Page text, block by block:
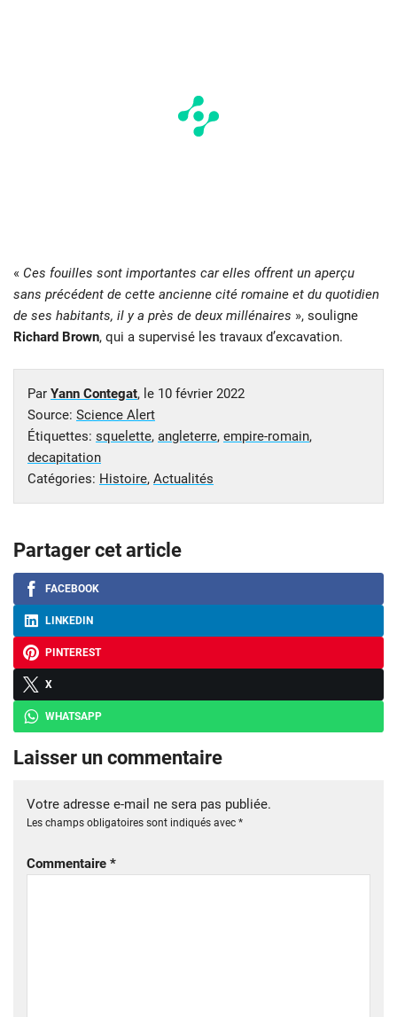
« Ces fouilles sont importantes car elles offrent un aperçu
sans précédent de cette ancienne cité romaine et du quotidien
de ses habitants, il y a près de deux millénaires », souligne
Richard Brown, qui a supervisé les travaux d’excavation.
Par Yann Contegat, le 10 février 2022
Source: Science Alert
Étiquettes: squelette, angleterre, empire-romain,
decapitation
Catégories: Histoire, Actualités
Partager cet article
FACEBOOK
LINKEDIN
PINTEREST
X
WHATSAPP
Laisser un commentaire
Votre adresse e-mail ne sera pas publiée.
Les champs obligatoires sont indiqués avec *
Commentaire *